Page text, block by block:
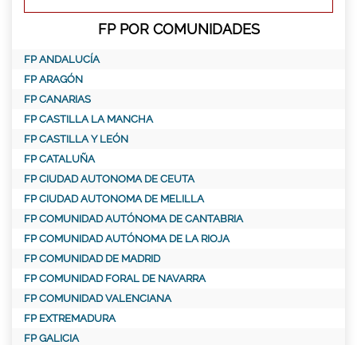
FP POR COMUNIDADES
FP ANDALUCÍA
FP ARAGÓN
FP CANARIAS
FP CASTILLA LA MANCHA
FP CASTILLA Y LEÓN
FP CATALUÑA
FP CIUDAD AUTONOMA DE CEUTA
FP CIUDAD AUTONOMA DE MELILLA
FP COMUNIDAD AUTÓNOMA DE CANTABRIA
FP COMUNIDAD AUTÓNOMA DE LA RIOJA
FP COMUNIDAD DE MADRID
FP COMUNIDAD FORAL DE NAVARRA
FP COMUNIDAD VALENCIANA
FP EXTREMADURA
FP GALICIA